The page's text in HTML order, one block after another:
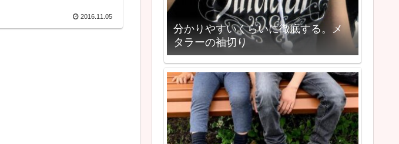
2016.11.05
分かりやすいくらいに徹底する。メ
タラーの袖切り